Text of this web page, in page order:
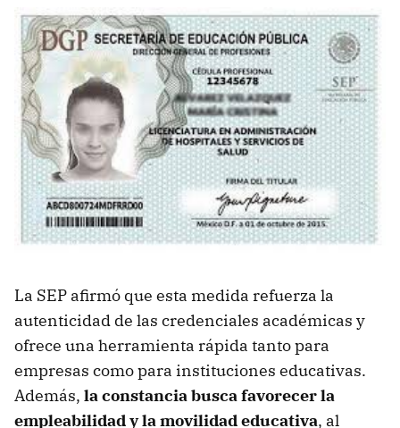
La SEP afirmó que esta medida refuerza la
autenticidad de las credenciales académicas y
ofrece una herramienta rápida tanto para
empresas como para instituciones educativas.
Además, la constancia busca favorecer la
empleabilidad y la movilidad educativa, al